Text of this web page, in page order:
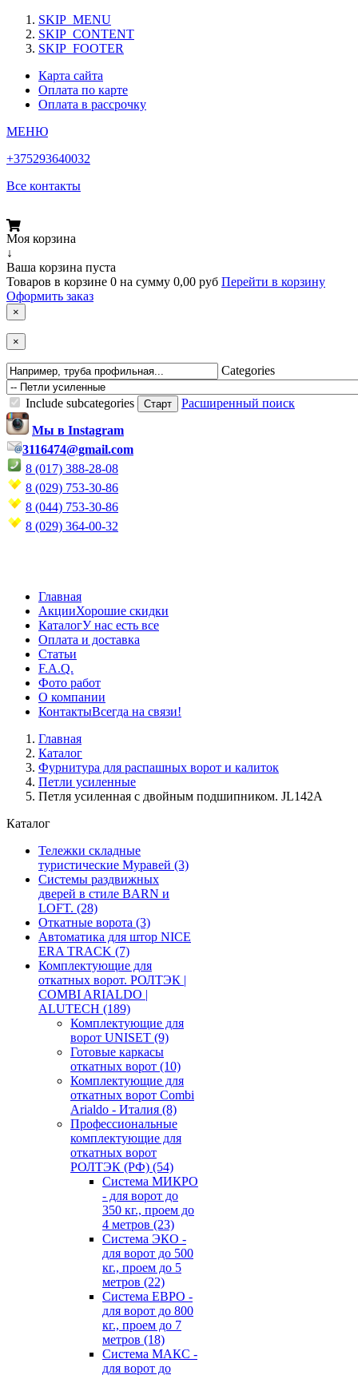
SKIP_MENU
SKIP_CONTENT
SKIP_FOOTER
Карта сайта
Оплата по карте
Оплата в рассрочку
МЕНЮ
+375293640032
Все контакты
Моя корзина
↓
Ваша корзина пуста
Товаров в корзине 0 на сумму 0,00 руб Перейти в корзину
Оформить заказ
×
×
Categories
Include subcategories
Расширенный поиск
Мы в Instagram
3116474@gmail.com
8 (017) 388-28-08
8 (029) 753-30-86
8 (044) 753-30-86
8 (029) 364-00-32
Главная
АкцииХорошие скидки
КаталогУ нас есть все
Оплата и доставка
Статьи
F.A.Q.
Фото работ
О компании
КонтактыВсегда на связи!
Главная
Каталог
Фурнитура для распашных ворот и калиток
Петли усиленные
Петля усиленная с двойным подшипником. JL142A
Каталог
Тележки складные
туристические Муравей (3)
Системы раздвижных
дверей в стиле BARN и
LOFT. (28)
Откатные ворота (3)
Автоматика для штор NICE
ERA TRACK (7)
Комплектующие для
откатных ворот. РОЛТЭК |
COMBI ARIALDO |
ALUTECH (189)
Комплектующие для
ворот UNISET (9)
Готовые каркасы
откатных ворот (10)
Комплектующие для
откатных ворот Combi
Arialdo - Италия (8)
Профессиональные
комплектующие для
откатных ворот
РОЛТЭК (РФ) (54)
Система МИКРО
- для ворот до
350 кг., проем до
4 метров (23)
Система ЭКО -
для ворот до 500
кг., проем до 5
метров (22)
Система ЕВРО -
для ворот до 800
кг., проем до 7
метров (18)
Система МАКС -
для ворот до